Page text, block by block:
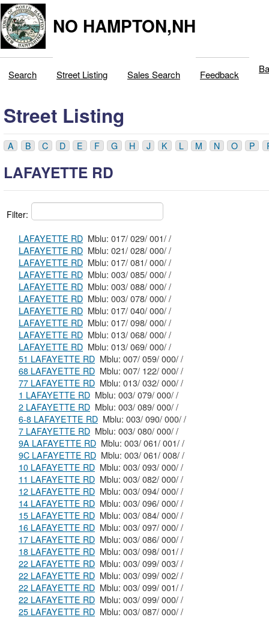
NO HAMPTON,NH
Search Street Listing Sales Search Feedback
Street Listing
A B C D E F G H J K L M N O P
LAFAYETTE RD
Filter:
LAFAYETTE RD
Mblu: 017/ 029/ 001/ /
LAFAYETTE RD
Mblu: 021/ 028/ 000/ /
LAFAYETTE RD
Mblu: 017/ 081/ 000/ /
LAFAYETTE RD
Mblu: 003/ 085/ 000/ /
LAFAYETTE RD
Mblu: 003/ 088/ 000/ /
LAFAYETTE RD
Mblu: 003/ 078/ 000/ /
LAFAYETTE RD
Mblu: 017/ 040/ 000/ /
LAFAYETTE RD
Mblu: 017/ 098/ 000/ /
LAFAYETTE RD
Mblu: 013/ 068/ 000/ /
LAFAYETTE RD
Mblu: 013/ 069/ 000/ /
51 LAFAYETTE RD
Mblu: 007/ 059/ 000/ /
68 LAFAYETTE RD
Mblu: 007/ 122/ 000/ /
77 LAFAYETTE RD
Mblu: 013/ 032/ 000/ /
1 LAFAYETTE RD
Mblu: 003/ 079/ 000/ /
2 LAFAYETTE RD
Mblu: 003/ 089/ 000/ /
6-8 LAFAYETTE RD
Mblu: 003/ 090/ 000/ /
7 LAFAYETTE RD
Mblu: 003/ 080/ 000/ /
9A LAFAYETTE RD
Mblu: 003/ 061/ 001/ /
9C LAFAYETTE RD
Mblu: 003/ 061/ 008/ /
10 LAFAYETTE RD
Mblu: 003/ 093/ 000/ /
11 LAFAYETTE RD
Mblu: 003/ 082/ 000/ /
12 LAFAYETTE RD
Mblu: 003/ 094/ 000/ /
14 LAFAYETTE RD
Mblu: 003/ 096/ 000/ /
15 LAFAYETTE RD
Mblu: 003/ 084/ 000/ /
16 LAFAYETTE RD
Mblu: 003/ 097/ 000/ /
17 LAFAYETTE RD
Mblu: 003/ 086/ 000/ /
18 LAFAYETTE RD
Mblu: 003/ 098/ 001/ /
22 LAFAYETTE RD
Mblu: 003/ 099/ 003/ /
22 LAFAYETTE RD
Mblu: 003/ 099/ 002/ /
22 LAFAYETTE RD
Mblu: 003/ 099/ 001/ /
22 LAFAYETTE RD
Mblu: 003/ 099/ 000/ /
25 LAFAYETTE RD
Mblu: 003/ 087/ 000/ /